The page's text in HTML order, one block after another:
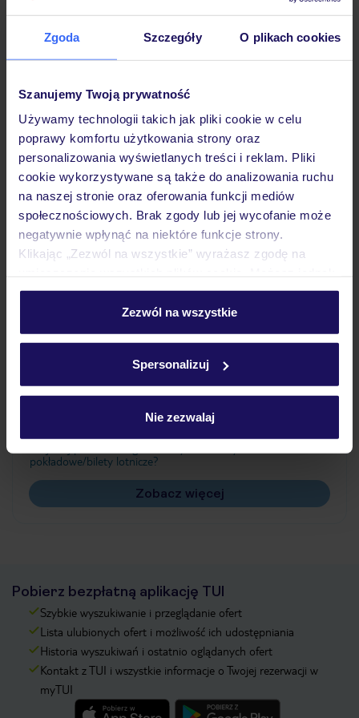
Zgoda Szczegóły O plikach cookies
Szanujemy Twoją prywatność
Używamy technologii takich jak pliki cookie w celu
poprawy komfortu użytkowania strony oraz
personalizowania wyświetlanych treści i reklam. Pliki
cookie wykorzystywane są także do analizowania ruchu
na naszej stronie oraz oferowania funkcji mediów
społecznościowych. Brak zgody lub jej wycofanie może
negatywnie wpłynąć na niektóre funkcje strony.
Klikając „Zezwól na wszystkie” wyrażasz zgodę na
personalizować swój wybór wchodząc w zakładkę
Szczegółowe informacje o plikach cookie znajdziesz
Zezwól na wszystkie
Spersonalizuj
Nie zezwalaj
Pokoje
Wyżywienie
Atrakcje
Ważne informacje
Często zadawane pytania
Jak zmienić uczestników/osobę zgłaszającą?
Czy w Hotelu będzie przedstawiciel TUI?
pokładowe/bilety lotnicze?
Zobacz więcej
Pobierz bezpłatną aplikację TUI
Szybkie wyszukiwanie i przeglądanie ofert
Lista ulubionych ofert i możliwość ich udostępniania
Historia wyszukiwań i ostatnio oglądanych ofert
Kontakt z TUI i wszystkie informacje o Twojej rezerwacji w
myTUI